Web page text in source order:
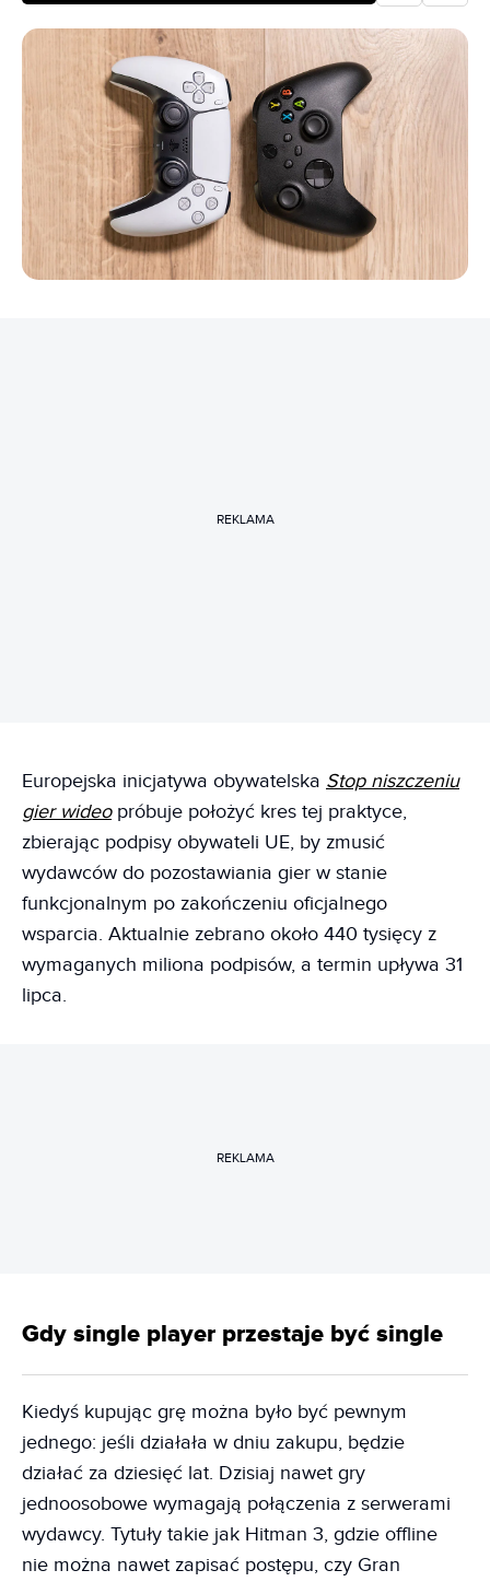
REKLAMA
Europejska inicjatywa obywatelska Stop niszczeniu
gier wideopróbuje położyć kres tej praktyce,
zbierając podpisy obywateli UE, by zmusić
wydawców do pozostawiania gier w stanie
funkcjonalnym po zakończeniu oficjalnego
wsparcia. Aktualnie zebrano około 440 tysięcy z
wymaganych miliona podpisów, a termin upływa 31
lipca.
REKLAMA
Gdy single player przestaje być single
Kiedyś kupując grę można było być pewnym
jednego: jeśli działała w dniu zakupu, będzie
działać za dziesięć lat. Dzisiaj nawet gry
jednoosobowe wymagają połączenia z serwerami
wydawcy. Tytuły takie jak Hitman 3, gdzie offline
nie można nawet zapisać postępu, czy Gran